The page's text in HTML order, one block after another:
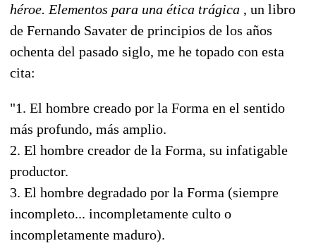
héroe. Elementos para una ética trágica , un libro
de Fernando Savater de principios de los años
ochenta del pasado siglo, me he topado con esta
cita:
"1. El hombre creado por la Forma en el sentido
más profundo, más amplio.
2. El hombre creador de la Forma, su infatigable
productor.
3. El hombre degradado por la Forma (siempre
incompleto... incompletamente culto o
incompletamente maduro).